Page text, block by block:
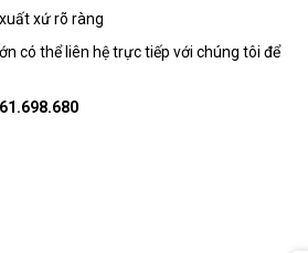
xứ rõ ràng
có thể liên hệ trực tiếp với chúng tôi để